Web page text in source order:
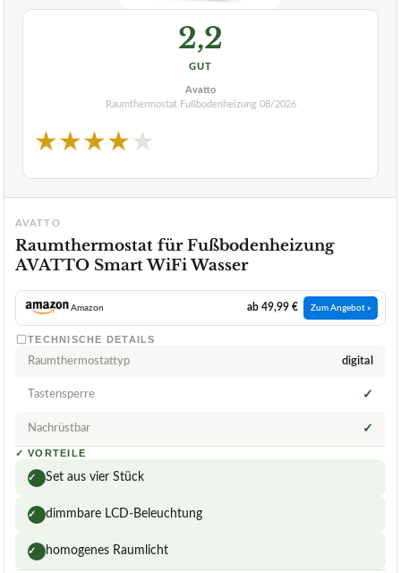
2,2
GUT
Avatto
Raumthermostat Fußbodenheizung 08/2026
★★★★★
AVATTO
Raumthermostat für Fußbodenheizung
AVATTO Smart WiFi Wasser
Amazon ab 49,99 € Zum Angebot »
TECHNISCHE DETAILS
Raumthermostattyp digital
Tastensperre ✓
Nachrüstbar ✓
✓ VORTEILE
✓ Set aus vier Stück
✓ dimmbare LCD-Beleuchtung
✓ homogenes Raumlicht